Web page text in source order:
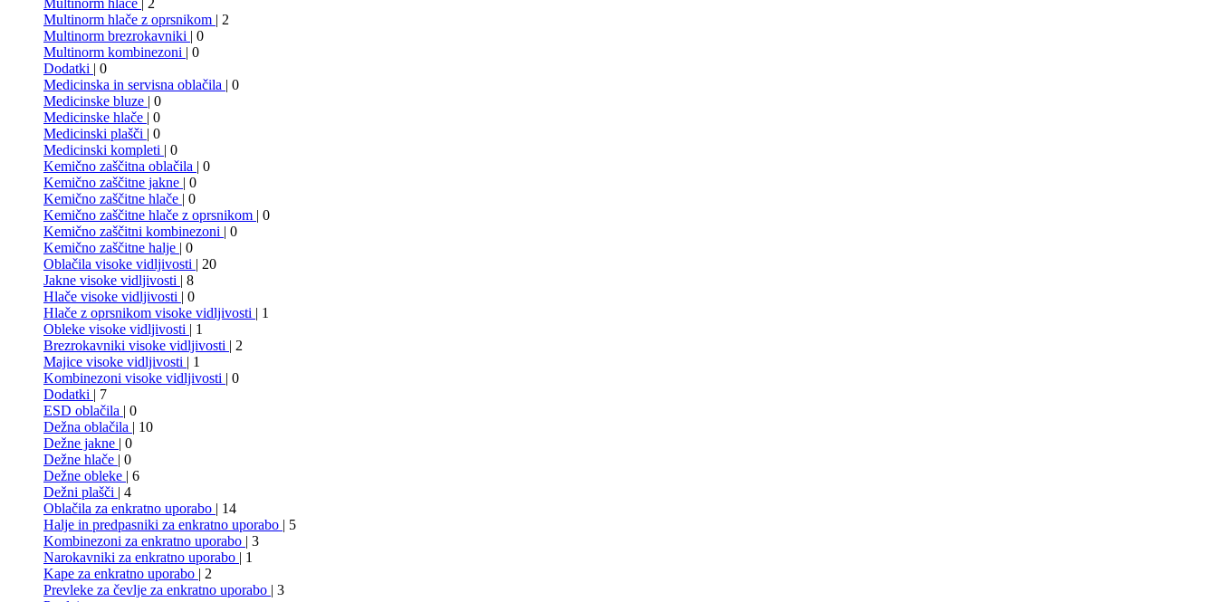
Multinorm hlače | 2
Multinorm hlače z oprsnikom | 2
Multinorm brezrokavniki | 0
Multinorm kombinezoni | 0
Dodatki | 0
Medicinska in servisna oblačila | 0
Medicinske bluze | 0
Medicinske hlače | 0
Medicinski plašči | 0
Medicinski kompleti | 0
Kemično zaščitna oblačila | 0
Kemično zaščitne jakne | 0
Kemično zaščitne hlače | 0
Kemično zaščitne hlače z oprsnikom | 0
Kemično zaščitni kombinezoni | 0
Kemično zaščitne halje | 0
Oblačila visoke vidljivosti | 20
Jakne visoke vidljivosti | 8
Hlače visoke vidljivosti | 0
Hlače z oprsnikom visoke vidljivosti | 1
Obleke visoke vidljivosti | 1
Brezrokavniki visoke vidljivosti | 2
Majice visoke vidljivosti | 1
Kombinezoni visoke vidljivosti | 0
Dodatki | 7
ESD oblačila | 0
Dežna oblačila | 10
Dežne jakne | 0
Dežne hlače | 0
Dežne obleke | 6
Dežni plašči | 4
Oblačila za enkratno uporabo | 14
Halje in predpasniki za enkratno uporabo | 5
Kombinezoni za enkratno uporabo | 3
Narokavniki za enkratno uporabo | 1
Kape za enkratno uporabo | 2
Prevleke za čevlje za enkratno uporabo | 3